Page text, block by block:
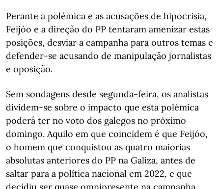
Perante a polémica e as acusações de hipocrisia,
Feijóo e a direção do PP tentaram amenizar estas
posições, desviar a campanha para outros temas e
defender-se acusando de manipulação jornalistas
e oposição.
Sem sondagens desde segunda-feira, os analistas
dividem-se sobre o impacto que esta polémica
poderá ter no voto dos galegos no próximo
domingo. Aquilo em que coincidem é que Feijóo,
o homem que conquistou as quatro maiorias
absolutas anteriores do PP na Galiza, antes de
saltar para a política nacional em 2022, e que
decidiu ser quase omnipresente na campanha